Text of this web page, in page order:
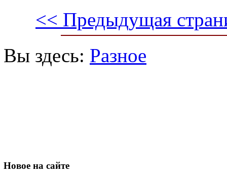
<< Предыдущая
Вы здесь: Разное
Новое на сайте